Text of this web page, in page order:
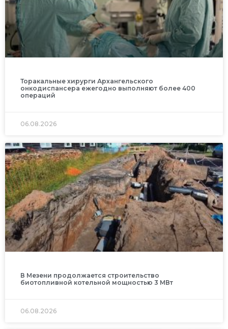
Торакальные хирурги Архангельского
онкодиспансера ежегодно выполняют более 400
операций
06.08.2026
В Мезени продолжается строительство
биотопливной котельной мощностью 3 МВт
06.08.2026